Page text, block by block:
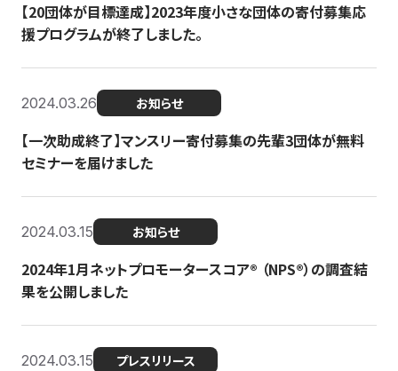
【20団体が目標達成】2023年度小さな団体の寄付募集応
援プログラムが終了しました。
2024.03.26 お知らせ
【一次助成終了】マンスリー寄付募集の先輩3団体が無料
セミナーを届けました
2024.03.15 お知らせ
2024年1月ネットプロモータースコア®︎ （NPS®︎）の調査結
果を公開しました
2024.03.15 プレスリリース